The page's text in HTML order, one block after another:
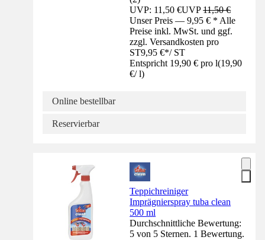
UVP: 11,50 €UVP11,50 €
Unser Preis — 9,95 € * Alle
Preise inkl. MwSt. und ggf.
zzgl. Versandkosten pro
ST9,95 €*/ ST
Entspricht 19,90 € pro l(19,90
€/ l)
Online bestellbar
Reservierbar
Teppichreiniger
Imprägnierspray tuba clean
500 ml
Durchschnittliche Bewertung:
5 von 5 Sternen. 1 Bewertung.